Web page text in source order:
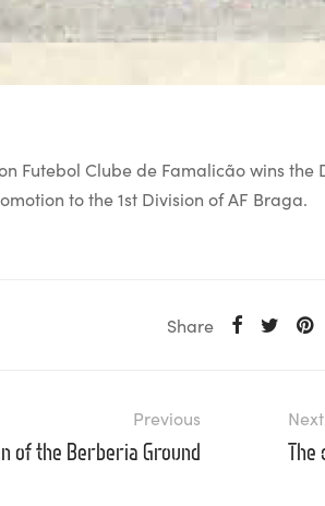
Futebol Clube de Famalicão wins
to the 1st Division of AF Braga.
Share
Previous
of the Berberia Ground
Next
The